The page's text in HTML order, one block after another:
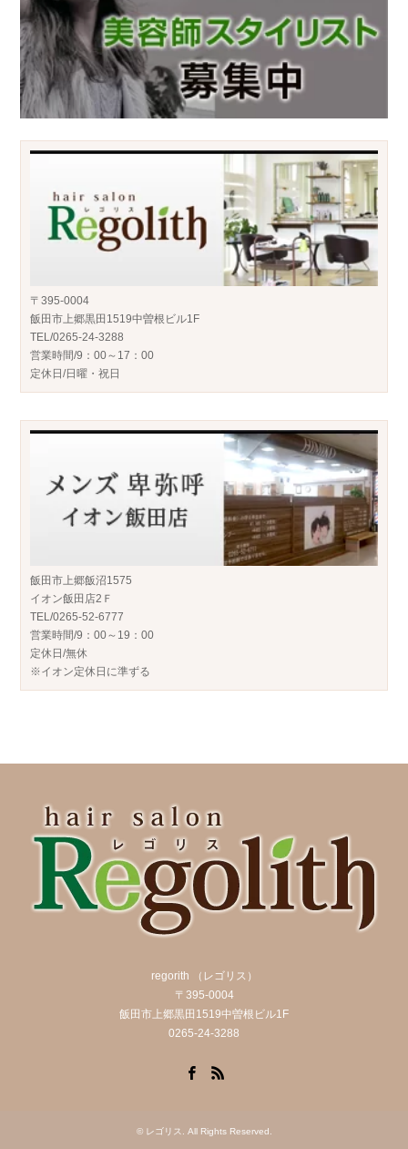
〒395-0004
飯田市上郷黒田1519中曽根ビル1F
TEL/0265-24-3288
営業時間/9：00～17：00
定休日/日曜・祝日
飯田市上郷飯沼1575
イオン飯田店2Ｆ
TEL/0265-52-6777
営業時間/9：00～19：00
定休日/無休
※イオン定休日に準ずる
regorith （レゴリス）
〒395-0004
飯田市上郷黒田1519中曽根ビル1F
0265-24-3288
© レゴリス . All Rights Reserved.